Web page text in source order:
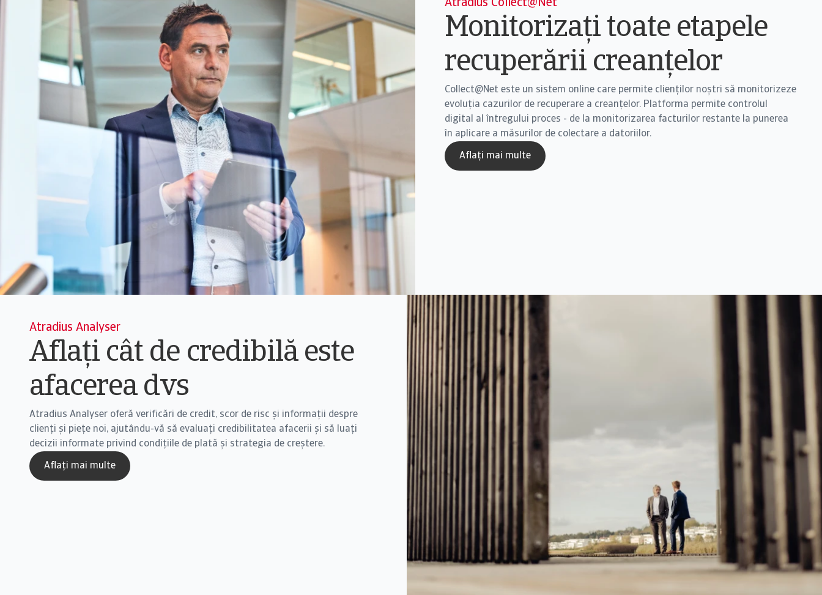
Atradius Collect@Net
Monitorizați toate etapele
recuperării creanțelor
Collect@Net este un sistem online care permite clienților noștri să monitorizeze
evoluția cazurilor de recuperare a creanțelor. Platforma permite controlul
digital al întregului proces - de la monitorizarea facturilor restante la punerea
în aplicare a măsurilor de colectare a datoriilor.
Aflați mai multe
Atradius Analyser
Aflați cât de credibilă este
afacerea dvs
Atradius Analyser oferă verificări de credit, scor de risc și informații despre
clienți și piețe noi, ajutându-vă să evaluați credibilitatea afacerii și să luați
decizii informate privind condițiile de plată și strategia de creștere.
Aflați mai multe